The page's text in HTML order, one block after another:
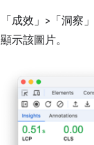
「成效」>「洞察」
顯示該圖片。